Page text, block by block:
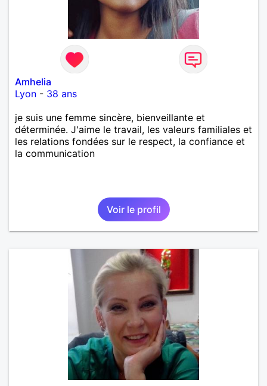
Amhelia
Lyon - 38 ans
je suis une femme sincère, bienveillante et
déterminée. J'aime le travail, les valeurs familiales et
les relations fondées sur le respect, la confiance et
la communication
Voir le profil